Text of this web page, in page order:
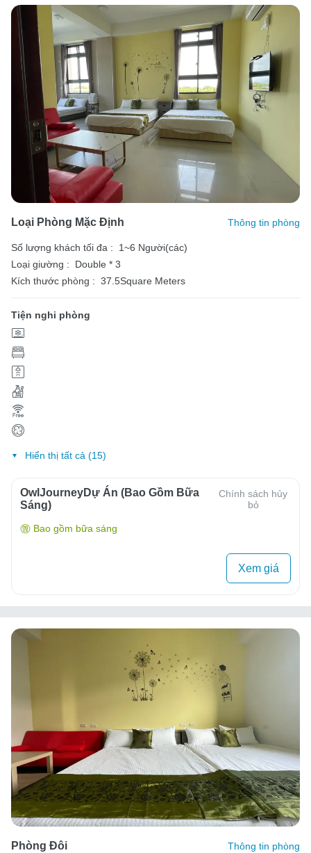
Loại Phòng Mặc Định Thông tin phòng
Số lượng khách tối đa :
1~6 Người(các)
Loại giường :
Double * 3
Kích thước phòng : 37.5Square Meters
Tiện nghi phòng
Hiển thị tất cả (15)
OwlJourneyDự Án (Bao Gồm Bữa
Sáng)
Chính sách hủy
bỏ
Bao gồm bữa sáng
Xem giá
Phòng Đôi Thông tin phòng